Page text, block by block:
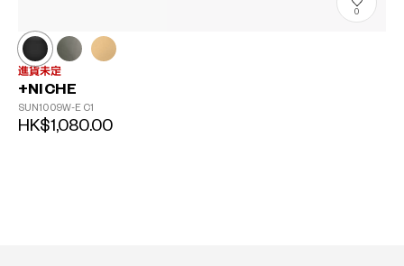
0
進貨未定
+NICHE
SUN1009W-E C1
HK$1,080.00